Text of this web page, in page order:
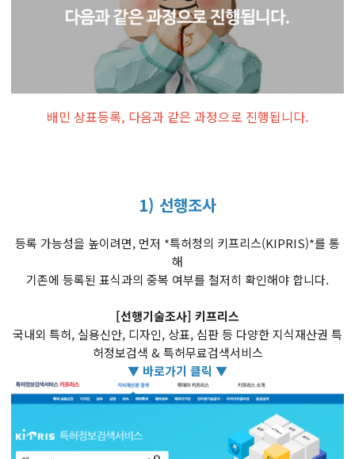
배민 상표등록, 다음과 같은 과정으로 진행됩니다.
1) 선행조사
등록 가능성을 높이려면, 먼저 *특허청의 키프리스(KIPRIS)*를 통
해
기존에 등록된 표식과의 중복 여부를 철저히 확인해야 합니다.
[선행기술조사] 키프리스
국내외 특허, 실용신안, 디자인, 상표, 심판 등 다양한 지식재산권 특
허정보검색 & 특허무료검색서비스
▼ 바로가기 클릭 ▼